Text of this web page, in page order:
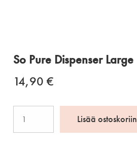
So Pure Dispenser Large
14,90 €
Lisää ostoskoriin